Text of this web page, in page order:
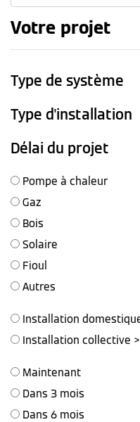
Votre projet
Type de système
Type d'installation
Délai du projet
Pompe à chaleur
Gaz
Bois
Solaire
Fioul
Autres
Installation
Installation collective
Maintenant
Dans 3 mois
Dans 6 mois